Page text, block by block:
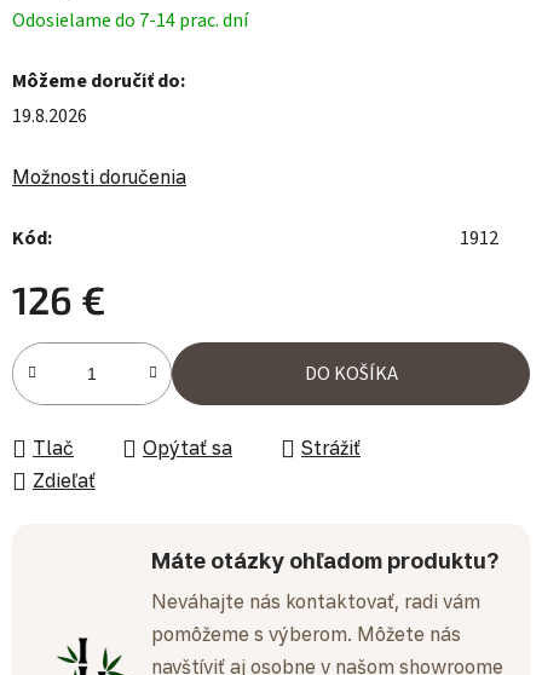
Odosielame do 7-14 prac. dní
Môžeme doručiť do:
19.8.2026
Možnosti doručenia
Kód: 1912
126 €
Jednotková cena:
DO KOŠÍKA
Tlač Opýtať sa
Strážiť
Zdieľať
Máte otázky ohľadom produktu?
Neváhajte nás kontaktovať, radi vám
pomôžeme s výberom. Môžete nás
navštíviť aj osobne v našom showroome